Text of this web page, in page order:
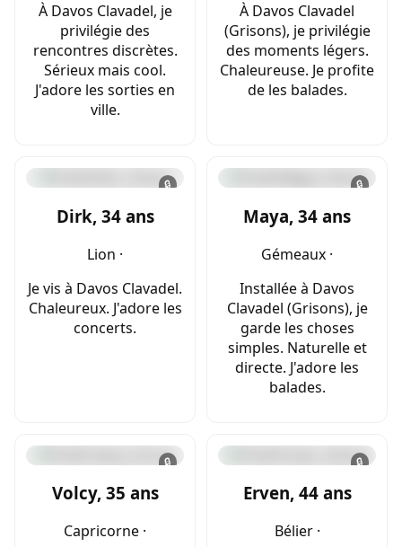
À Davos Clavadel, je
privilégie des
rencontres discrètes.
Sérieux mais cool.
J'adore les sorties en
ville.
À Davos Clavadel
(Grisons), je privilégie
des moments légers.
Chaleureuse. Je profite
de les balades.
🔒
Dirk, 34 ans
Lion ·
Je vis à Davos Clavadel.
Chaleureux. J'adore les
concerts.
🔒
Maya, 34 ans
Gémeaux ·
Installée à Davos
Clavadel (Grisons), je
garde les choses
simples. Naturelle et
directe. J'adore les
balades.
🔒
Volcy, 35 ans
Capricorne ·
🔒
Erven, 44 ans
Bélier ·